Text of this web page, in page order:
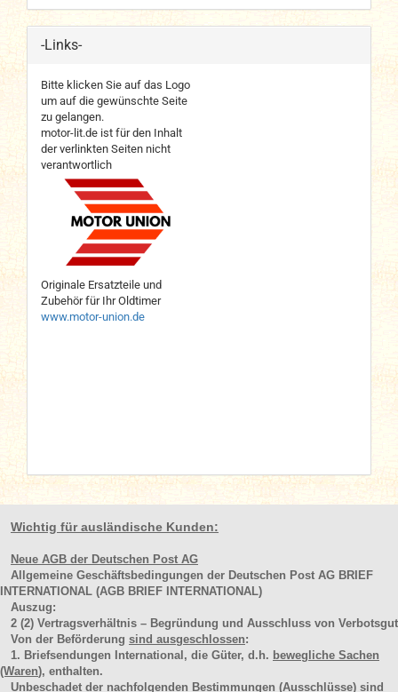
-Links-
Bitte klicken Sie auf das Logo
um auf die gewünschte Seite
zu gelangen.
motor-lit.de ist für den Inhalt
der verlinkten Seiten nicht
verantwortlich
Originale Ersatzteile und
Zubehör für Ihr Oldtimer
www.motor-union.de
Wichtig für ausländische Kunden:
Neue AGB der Deutschen Post AG
Allgemeine Geschäftsbedingungen der Deutschen Post AG BRIEF
INTERNATIONAL (AGB BRIEF INTERNATIONAL)
Auszug:
2 (2) Vertragsverhältnis – Begründung und Ausschluss von Verbotsgut
Von der Beförderung sind ausgeschlossen:
1. Briefsendungen International, die Güter, d.h. bewegliche Sachen
(Waren), enthalten.
Unbeschadet der nachfolgenden Bestimmungen (Ausschlüsse) sind